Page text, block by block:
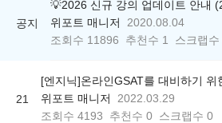
공지
위포트 매니저
2020.08.04
조회수 11896 추천수 1 스크랩수
21
위포트 매니저
2022.03.29
조회수 4193 추천수 0 스크랩수 0